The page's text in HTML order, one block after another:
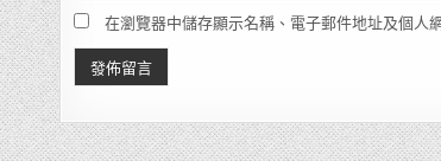
在瀏覽器中儲存顯示名稱、電子郵件地址及個人